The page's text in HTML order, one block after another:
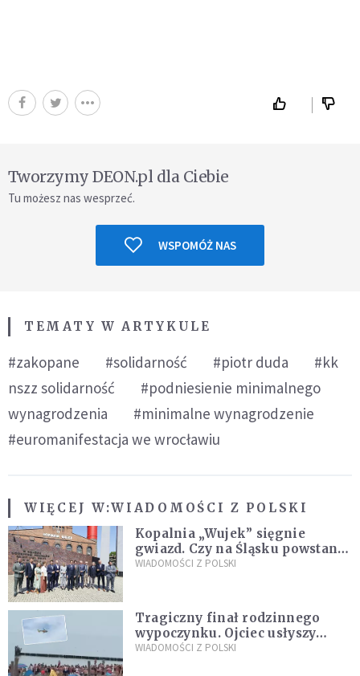
Tworzymy DEON.pl dla Ciebie
Tu możesz nas wesprzeć.
WSPOMÓŻ NAS
TEMATY W ARTYKULE
#zakopane #solidarność #piotr duda
#kk
nszz solidarność
#podniesienie minimalnego
wynagrodzenia
#minimalne wynagrodzenie
#euromanifestacja we wrocławiu
WIĘCEJ W:WIADOMOŚCI Z POLSKI
Kopalnia „Wujek” sięgnie
gwiazd. Czy na Śląsku powstanie
„Dolina Krzemowa”?
WIADOMOŚCI Z POLSKI
Tragiczny finał rodzinnego
wypoczynku. Ojciec usłyszy
zarzuty
WIADOMOŚCI Z POLSKI